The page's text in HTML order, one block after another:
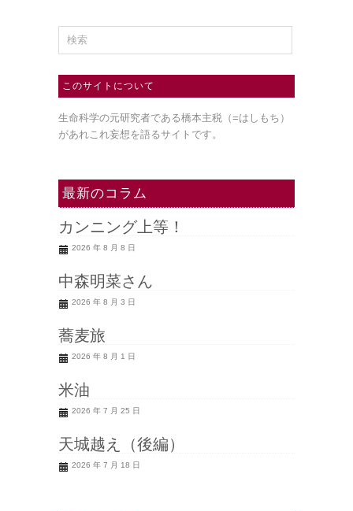
このサイトについて
生命科学の元研究者である橋本主税（=はしもち）
があれこれ妄想を語るサイトです。
最新のコラム
カンニング上等！
2026 年 8 月 8 日
中森明菜さん
2026 年 8 月 3 日
蕎麦旅
2026 年 8 月 1 日
米油
2026 年 7 月 25 日
天城越え（後編）
2026 年 7 月 18 日